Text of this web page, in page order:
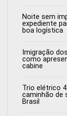
Noite sem
expediente
boa logística
Imigração
como
cabine
Trio elétrico
caminhão de
Brasil